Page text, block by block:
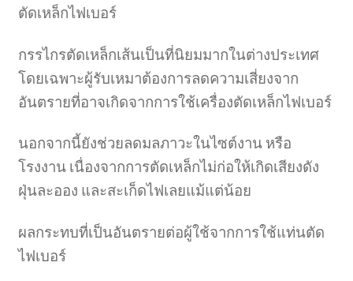
ตัดเหล็กไฟเบอร์
กรรไกรตัดเหล็กเส้นเป็นที่นิยมมากในต่างประเทศ
โดยเฉพาะผู้รับเหมาต้องการลดความเสี่ยงจาก
อันตรายที่อาจเกิดจากการใช้เครื่องตัดเหล็กไฟเบอร์
นอกจากนี้ยังช่วยลดมลภาวะในไซต์งาน หรือ
โรงงาน เนื่องจากการตัดเหล็กไม่ก่อให้เกิดเสียงดัง
ฝุ่นละออง และสะเก็ดไฟเลยแม้แต่น้อย
ผลกระทบที่เป็นอันตรายต่อผู้ใช้จากการใช้แท่นตัด
ไฟเบอร์